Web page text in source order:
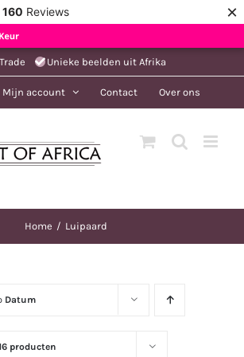
160 Reviews ×
Unieke beelden uit Afrika
Mijn account Contact Over ons
Home Luipaard
Datum
producten